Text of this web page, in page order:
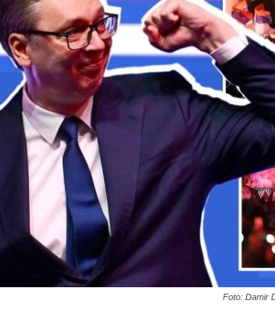
Foto: Damir